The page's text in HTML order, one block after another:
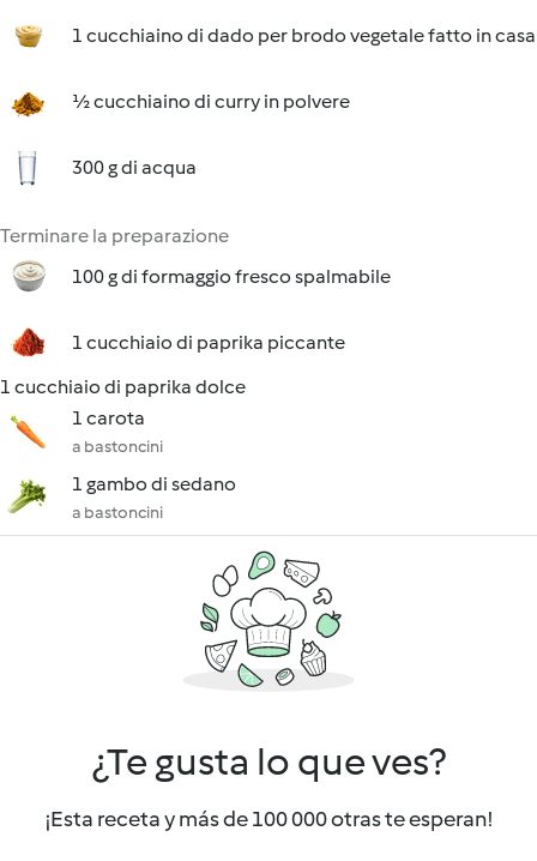
1 cucchiaino di dado per brodo vegetale fatto in casa
½ cucchiaino di curry in polvere
300 g di acqua
Terminare la preparazione
100 g di formaggio fresco spalmabile
1 cucchiaio di paprika piccante
1 cucchiaio di paprika dolce
1 carota
a bastoncini
1 gambo di sedano
a bastoncini
¿Te gusta lo que ves?
¡Esta receta y más de 100 000 otras te esperan!